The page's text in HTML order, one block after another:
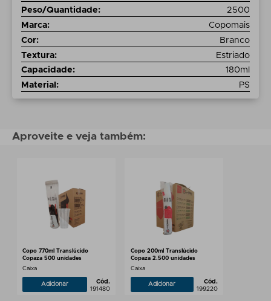
Peso/Quantidade:
2500
Marca:
Copomais
Cor:
Branco
Textura:
Estriado
Capacidade:
180ml
Material : PS
Aproveite e veja também:
Copo 770ml Translúcido
Copaza 500 unidades
Caixa
Adicionar
Cód.
191480
Copo 200ml Translúcido
Copaza 2.500 unidades
Caixa
Adicionar
Cód.
199220